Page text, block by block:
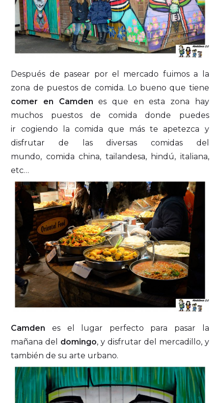
Después de pasear por el mercado fuimos a la
zona de puestos de comida. Lo bueno que tiene
comer en Camden es que en esta zona hay
muchos puestos de comida donde puedes
ir cogiendo la comida que más te apetezca y
disfrutar de las diversas comidas del
mundo, comida china, tailandesa, hindú, italiana,
etc…
Camden es el lugar perfecto para pasar la
mañana del domingo, y disfrutar del mercadillo, y
también de su arte urbano.